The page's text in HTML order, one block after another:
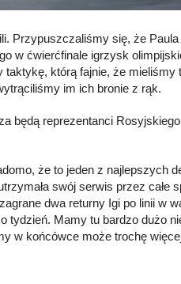
Przypuszczaliśmy się, że
w ćwierćfinale igrzysk
którą fajnie, że mieliśmy
im ich bronie z rąk.
będą reprezentanci
że to jeden z najlepszych
swój serwis przez całe
dwa returny Igi po linii w
tydzień. Mamy tu bardzo dużo
w końcówce może trochę